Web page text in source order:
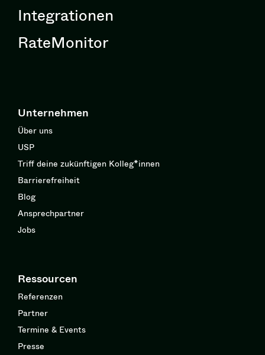
Integrationen
RateMonitor
Unternehmen
Über uns
USP
Triff deine zukünftigen Kolleg*innen
Barrierefreiheit
Blog
Ansprechpartner
Jobs
Ressourcen
Referenzen
Partner
Termine & Events
Presse